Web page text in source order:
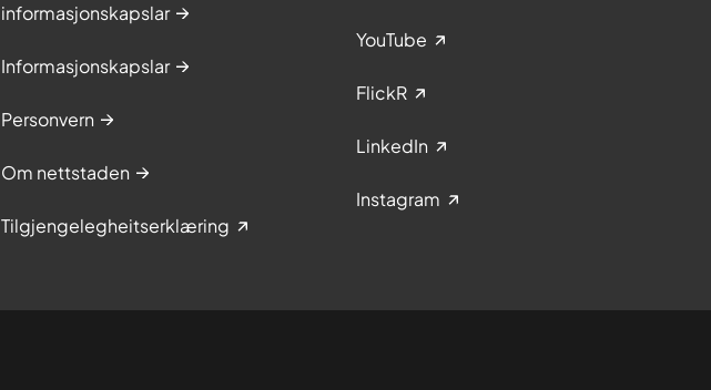
informasjonskapslar
Informasjonskapslar
Personvern
Om nettstaden
Tilgjengelegheitserklæring
YouTube
FlickR
LinkedIn
Instagram